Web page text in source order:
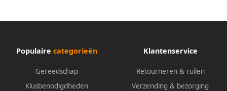
Populaire categorieën
Gereedschap
Klusbenodigdheden
Klantenservice
Retourneren & ruilen
Verzending & bezorging